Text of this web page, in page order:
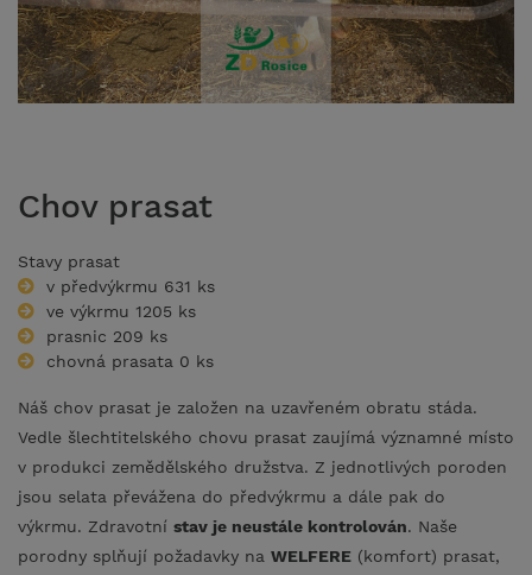
Chov prasat
Stavy prasat
v předvýkrmu 631 ks
ve výkrmu 1205 ks
prasnic 209 ks
chovná prasata 0 ks
Náš chov prasat je založen na uzavřeném obratu stáda.
Vedle šlechtitelského chovu prasat zaujímá významné místo
v produkci zemědělského družstva. Z jednotlivých poroden
jsou selata převážena do předvýkrmu a dále pak do
výkrmu. Zdravotní stav je neustále kontrolován. Naše
porodny splňují požadavky na WELFERE (komfort) prasat,